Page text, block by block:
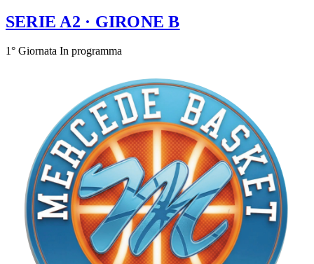
SERIE A2 · GIRONE B
1° Giornata In programma